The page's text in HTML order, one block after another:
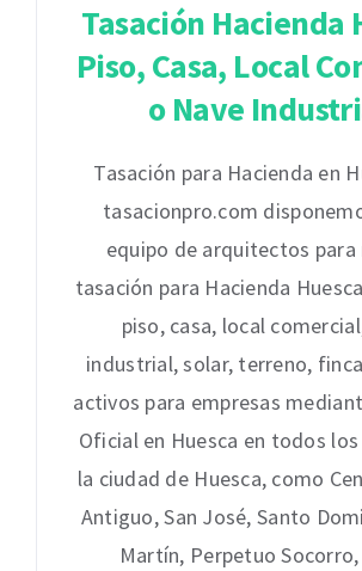
Tasación Hacienda
Piso, Casa, Local
o Nave
Tasación para Hacienda en
tasacionpro.com
equipo de arquitectos para
tasación para Hacienda
piso, casa, local
industrial, solar, terreno,
activos para empresas
Oficial en Huesca en todos
la ciudad de Huesca, como
Antiguo, San José, Santo
Martín, Perpetuo